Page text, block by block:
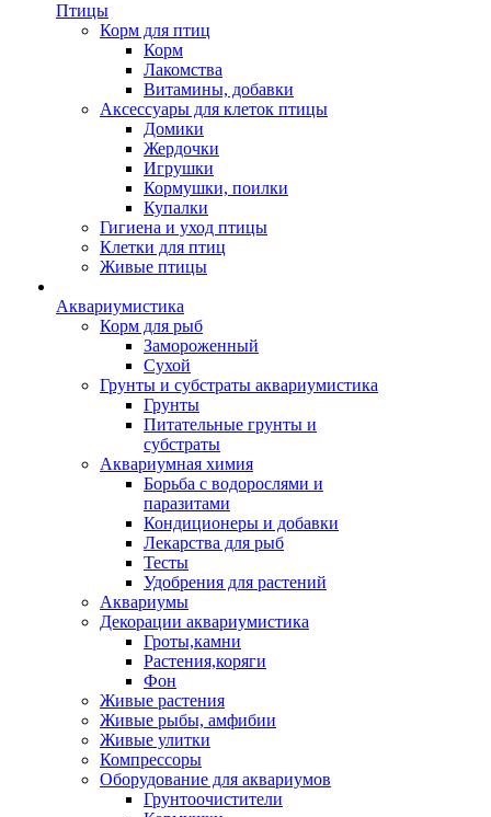
Птицы
Корм для птиц
Корм
Лакомства
Витамины, добавки
Аксессуары для клеток птицы
Домики
Жердочки
Игрушки
Кормушки, поилки
Купалки
Гигиена и уход птицы
Клетки для птиц
Живые птицы
Аквариумистика
Корм для рыб
Замороженный
Сухой
Грунты и субстраты аквариумистика
Грунты
Питательные грунты и
субстраты
Аквариумная химия
Борьба с водорослями и
паразитами
Кондиционеры и добавки
Лекарства для рыб
Тесты
Удобрения для растений
Аквариумы
Декорации аквариумистика
Гроты,камни
Растения,коряги
Фон
Живые растения
Живые рыбы, амфибии
Живые улитки
Компрессоры
Оборудование для аквариумов
Грунтоочистители